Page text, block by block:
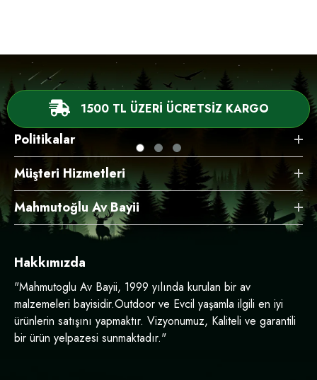
1500 TL ÜZERİ ÜCRETSİZ KARGO
Politikalar
Müşteri Hizmetleri
Mahmutoğlu Av Bayii
Hakkımızda
"Mahmutoglu Av Bayii, 1999 yılında kurulan bir av
malzemeleri bayisidir.Outdoor ve Evcil yaşamla ilgili en iyi
ürünlerin satışını yapmaktır. Vizyonumuz, Kaliteli ve garantili
bir ürün yelpazesi sunmaktadır."